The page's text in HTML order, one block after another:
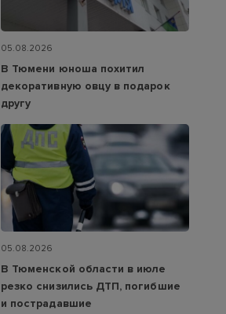
05.08.2026
В Тюмени юноша похитил
декоративную овцу в подарок
другу
05.08.2026
В Тюменской области в июле
резко снизились ДТП, погибшие
и пострадавшие